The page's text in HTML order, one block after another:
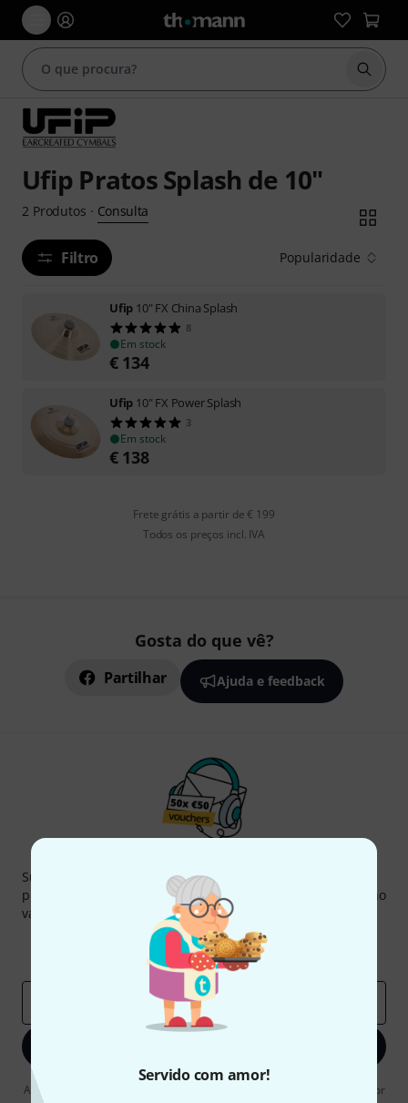
Servido com amor!
Iniciar
Ufip Pratos Splash de 10"
2 Produtos · Consulta
Filtro Popularidade
Ufip 10" FX China Splash
8
Em stock
€ 134
Ufip 10" FX Power Splash
3
Em stock
€ 138
Frete grátis a partir de € 199
Todos os preços incl. IVA
Gosta do que vê?
Partilhar Ajuda e feedback
Subscreva a Newsletter da Thomann em inglês e com um
pouco de sorte você poderá ganhar um dos
no
valor de
Contribuições inspiradoras
Insights da Thomann
Endereço de e-mail*
Ao clicar em "Inscreva-se agora", concordo em receber publicidade por